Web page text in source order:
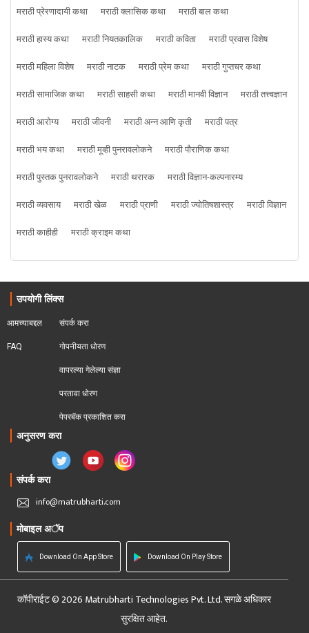
मराठी प्रेरणादायी कथा
मराठी क्लासिक कथा
मराठी बाल कथा
मराठी हास्य कथा
मराठी नियतकालिक मराठी कविता
मराठी प्रवास विशेष
मराठी महिला विशेष
मराठी नाटक मराठी प्रेम कथा
मराठी गुप्तचर कथा
मराठी सामाजिक कथा
मराठी साहसी कथा मराठी मानवी विज्ञान
मराठी तत्त्वज्ञान
मराठी आरोग्य
मराठी जीवनी मराठी अन्न आणि कृती
मराठी पत्र
मराठी भय कथा
मराठी मूव्ही पुनरावलोकने
मराठी पौराणिक कथा
मराठी पुस्तक पुनरावलोकने
मराठी थरारक
मराठी विज्ञान-कल्पनारम्य
मराठी व्यवसाय
मराठी खेळ मराठी प्राणी मराठी ज्योतिषशास्त्र
मराठी विज्ञान
मराठी काहीही
मराठी क्राइम कथा
उपयोगी लिंक्स
आमच्याबद्दल
FAQ
संपर्क करा
गोपनीयता धोरण
वापरल्या गेलेल्या संज्ञा
परतावा धोरण
पेपरबॅक प्रकाशित करा
अनुसरण करा
संपर्क करा
info@matrubharti.com
मोबाइल अॅप
Download On App Store Download On Play Store
कॉपीराईट © 2026 Matrubharti Technologies Pvt. Ltd. सगळे अधिकार
सुरक्षित आहेत.